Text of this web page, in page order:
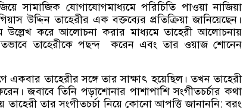
সামাজিক যোগাযোগমাধ্যমে পরিচিতি পাওয়া নাজিয়া
উদ্দিন তাহেরীর এক বক্তব্যের প্রতিক্রিয়া জানিয়েছেন।
উল্লেখ করে আলোচনা করার মাধ্যমে তাহেরী আলোচনায়
তাহেরীকে পছন্দ করেন এবং তার ওয়াজ শোনেন
একবার তাহেরীর সঙ্গে তার সাক্ষাৎ হয়েছিল। তখন তাহেরী
জবাবে তিনি পড়াশোনার পাশাপাশি সংগীতচর্চার কথা
তাহেরী তার সংগীতচর্চা নিয়ে কোনো আপত্তি জানাননি;বরং